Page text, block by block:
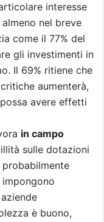
interesse
almeno nel breve
come il 77% del
gli investimenti in
Il 69% ritiene che
aumenterà,
avere effetti
in campo
sulle dotazioni
è buono,